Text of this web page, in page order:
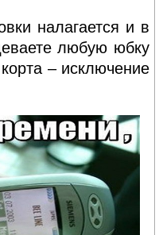
налагается и в
любую юбку
– исключение